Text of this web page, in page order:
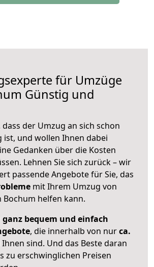
für Umzüge
Günstig und
der Umzug an sich schon
ist, und wollen Ihnen dabei
Gedanken über die Kosten
Lehnen Sie sich zurück – wir
passende Angebote für Sie, das
mit Ihrem Umzug von
Bochum helfen kann.
ganz bequem und einfach
, die innerhalb von nurca.
Ihnen sind. Und das Beste daran
zu erschwinglichen Preisen